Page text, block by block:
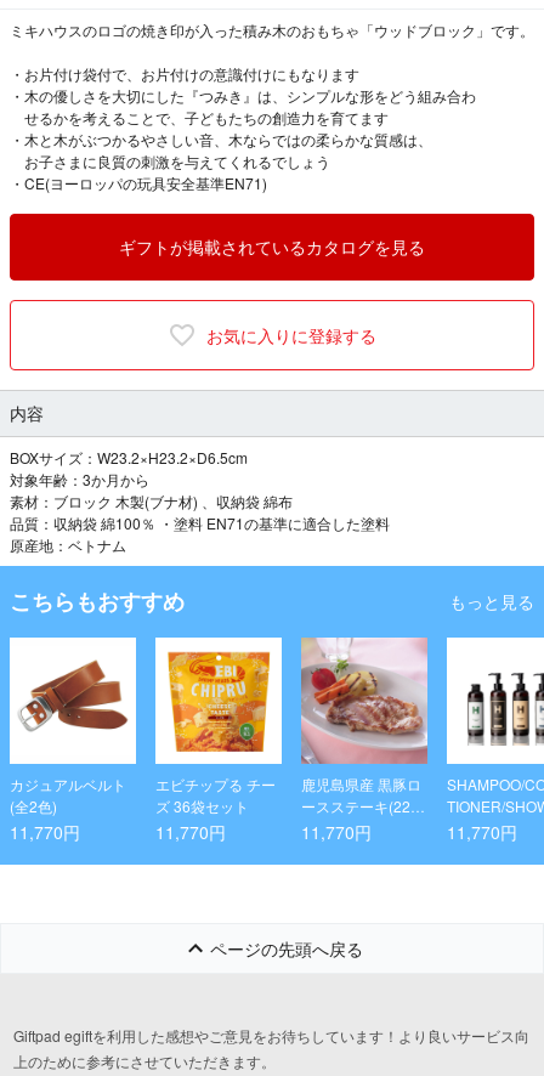
ミキハウスのロゴの焼き印が入った積み木のおもちゃ「ウッドブロック」です。
・お片付け袋付で、お片付けの意識付けにもなります
・木の優しさを大切にした『つみき』は、シンプルな形をどう組み合わ
せるかを考えることで、子どもたちの創造力を育てます
・木と木がぶつかるやさしい音、木ならではの柔らかな質感は、
お子さまに良質の刺激を与えてくれるでしょう
・CE(ヨーロッパの玩具安全基準EN71)
ギフトが掲載されているカタログを見る
お気に入りに登録する
内容
BOXサイズ：W23.2×H23.2×D6.5cm
対象年齢：3か月から
素材：ブロック 木製(ブナ材) 、収納袋 綿布
品質：収納袋 綿100％ ・塗料 EN71の基準に適合した塗料
原産地：ベトナム
こちらもおすすめ もっと見る
カジュアルベルト
(全2色)
11,770円
エビチップる チー
ズ 36袋セット
11,770円
鹿児島県産 黒豚ロ
ースステーキ(22
枚)
11,770円
SHAMPOO/
TIONER/
GEL/WATER
本セット
11,770円
ページの先頭へ戻る
Giftpad egiftを利用した感想やご意見をお待ちしています！より良いサービス向
上のために参考にさせていただきます。